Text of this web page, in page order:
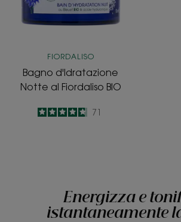
BIO
FIORDALISO
Bagno d'Idratazione
Notte al Fiordaliso BIO
4.7
/
5
71
Energizza e
istantaneamente